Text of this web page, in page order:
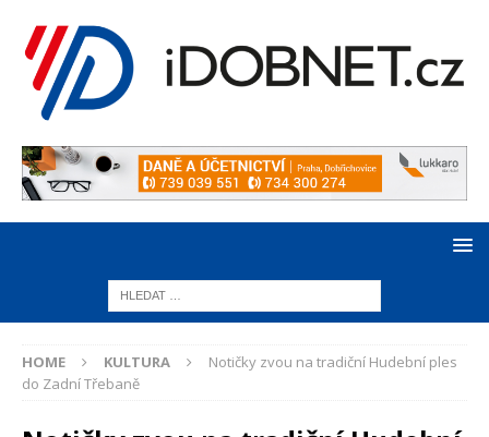
HOME KULTURA
Notičky zvou na tradiční Hudební ples
do Zadní Třebaně